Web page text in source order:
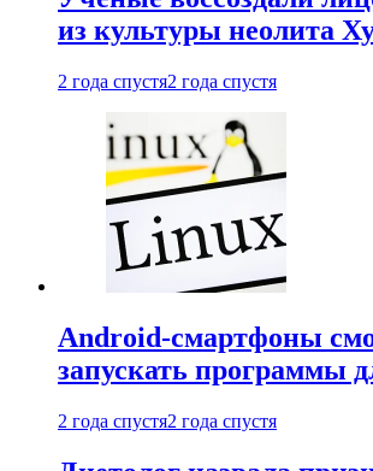
из культуры неолита
2 года спустя2 года спустя
Android-смартфоны
запускать программы
2 года спустя2 года спустя